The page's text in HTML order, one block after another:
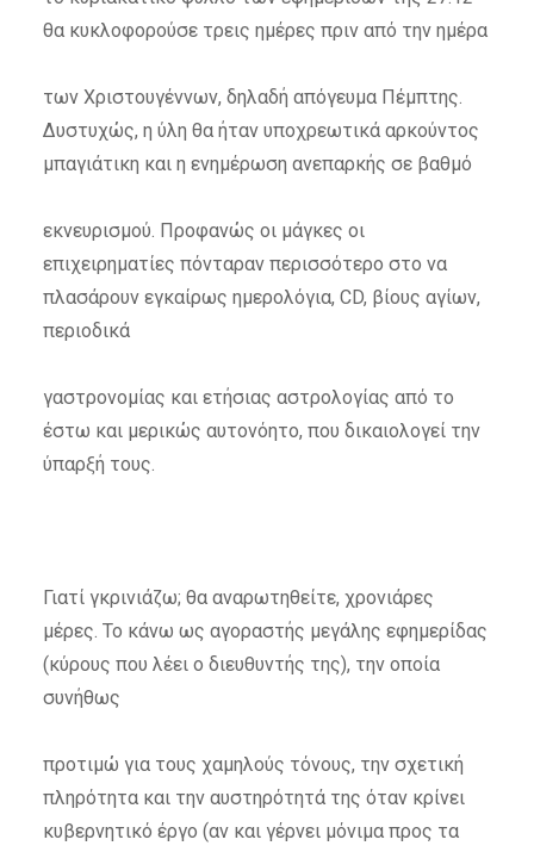
θα κυκλοφορούσε τρεις ημέρες πριν από την ημέρα
των Χριστουγέννων, δηλαδή απόγευμα Πέμπτης.
Δυστυχώς, η ύλη θα ήταν υποχρεωτικά αρκούντος
μπαγιάτικη και η ενημέρωση ανεπαρκής σε βαθμό
εκνευρισμού. Προφανώς οι μάγκες οι
επιχειρηματίες πόνταραν περισσότερο στο να
πλασάρουν εγκαίρως ημερολόγια, CD, βίους αγίων,
περιοδικά
γαστρονομίας και ετήσιας αστρολογίας από το
έστω και μερικώς αυτονόητο, που δικαιολογεί την
ύπαρξή τους.
Γιατί γκρινιάζω; θα αναρωτηθείτε, χρονιάρες
μέρες. Το κάνω ως αγοραστής μεγάλης εφημερίδας
(κύρους που λέει ο διευθυντής της), την οποία
συνήθως
προτιμώ για τους χαμηλούς τόνους, την σχετική
πληρότητα και την αυστηρότητά της όταν κρίνει
κυβερνητικό έργο (αν και γέρνει μόνιμα προς τα